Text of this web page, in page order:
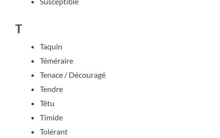
T
Taquin
Téméraire
Tenace / Découragé
Tendre
Têtu
Timide
Tolérant